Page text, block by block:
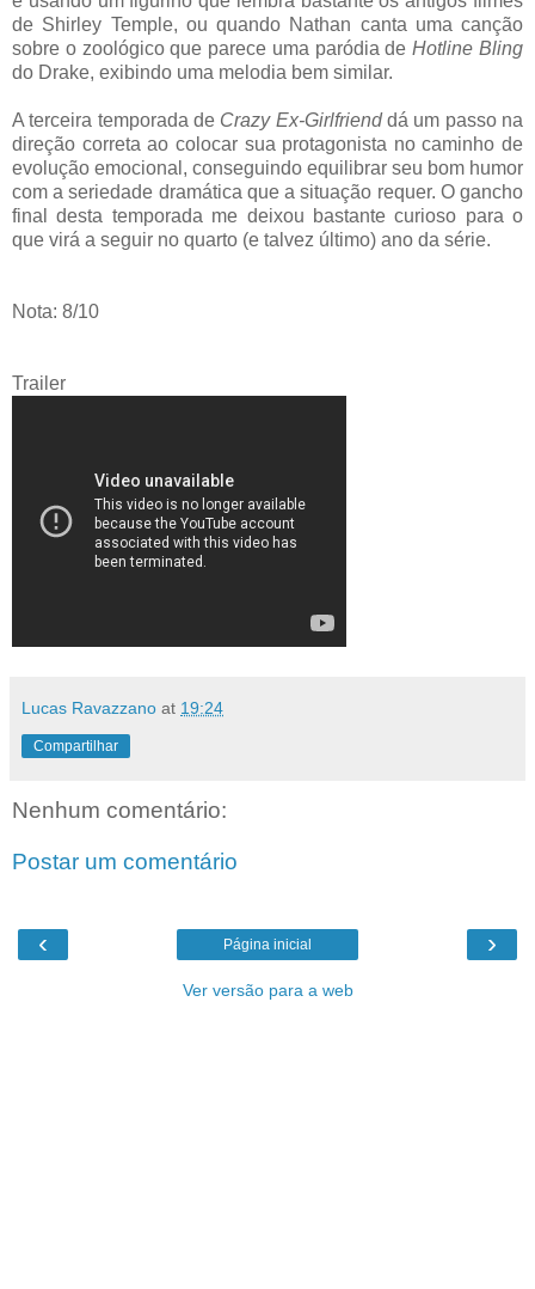
de Shirley Temple, ou quando Nathan canta uma canção
sobre o zoológico que parece uma paródia deHotline Bling
do Drake, exibindo uma melodia bem similar.
A terceira temporada de Crazy Ex-Girlfrienddá um passo na
direção correta ao colocar sua protagonista no caminho de
evolução emocional, conseguindo equilibrar seu bom humor
com a seriedade dramática que a situação requer. O gancho
final desta temporada me deixou bastante curioso para o
que virá a seguir no quarto (e talvez último) ano da série.
Nota: 8/10
Trailer
Lucas Ravazzano at 19:24
Compartilhar
Nenhum comentário:
Postar um comentário
‹ ›
Página inicial
Ver versão para a web